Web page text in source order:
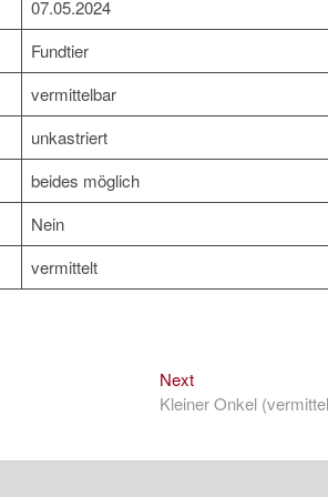
07.05.2024
Fundtier
vermittelbar
unkastriert
beides möglich
Nein
vermittelt
NextNext
post:
Kleiner Onkel